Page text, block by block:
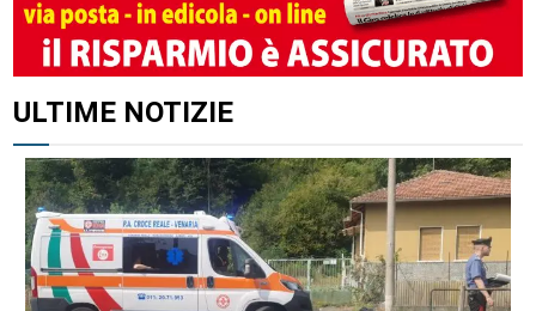
ALTRI ARTICOLI DI QUESTO AUTORE